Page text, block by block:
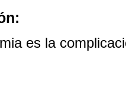
es la